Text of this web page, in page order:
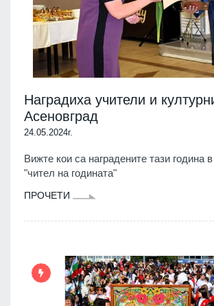
Наградиха учители и
Асеновград
24.05.2024г.
Вижте кои са наградените тази година
"чител на годината"
ПРОЧЕТИ